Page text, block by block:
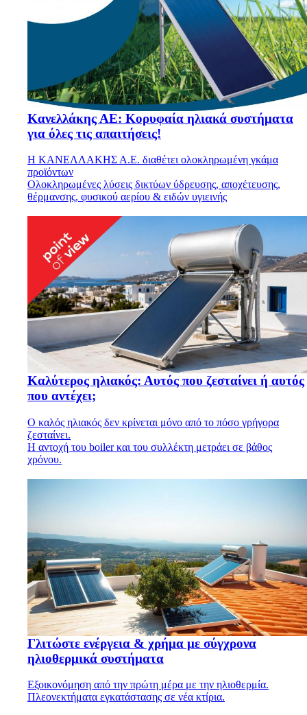
Kανελλάκης ΑΕ: Κορυφαία ηλιακά συστήματα
για όλες τις απαιτήσεις!
Η ΚΑΝΕΛΛΑΚΗΣ Α.Ε. διαθέτει ολοκληρωμένη γκάμα
προϊόντων
Ολοκληρωμένες λύσεις δικτύων ύδρευσης, αποχέτευσης,
θέρμανσης, φυσικού αερίου & ειδών υγιεινής
Καλύτερος ηλιακός: Αυτός που ζεσταίνει ή αυτός
που αντέχει;
Ο καλός ηλιακός δεν κρίνεται μόνο από το πόσο γρήγορα
ζεσταίνει.
Η αντοχή του boiler και του συλλέκτη μετράει σε βάθος
χρόνου.
Γλιτώστε ενέργεια & χρήμα με σύγχρονα
ηλιοθερμικά συστήματα
Εξοικονόμηση από την πρώτη μέρα με την ηλιοθερμία.
Πλεονεκτήματα εγκατάστασης σε νέα κτίρια.